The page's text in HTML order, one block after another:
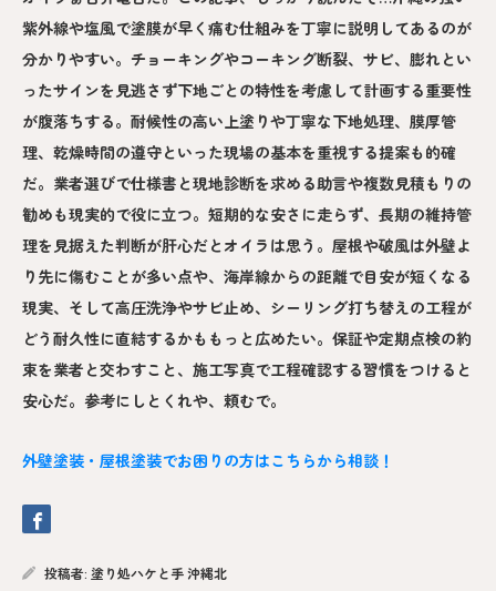
紫外線や塩風で塗膜が早く痛む仕組みを丁寧に説明してあるのが
分かりやすい。チョーキングやコーキング断裂、サビ、膨れとい
ったサインを見逃さず下地ごとの特性を考慮して計画する重要性
が腹落ちする。耐候性の高い上塗りや丁寧な下地処理、膜厚管
理、乾燥時間の遵守といった現場の基本を重視する提案も的確
だ。業者選びで仕様書と現地診断を求める助言や複数見積もりの
勧めも現実的で役に立つ。短期的な安さに走らず、長期の維持管
理を見据えた判断が肝心だとオイラは思う。屋根や破風は外壁よ
り先に傷むことが多い点や、海岸線からの距離で目安が短くなる
現実、そして高圧洗浄やサビ止め、シーリング打ち替えの工程が
どう耐久性に直結するかももっと広めたい。保証や定期点検の約
束を業者と交わすこと、施工写真で工程確認する習慣をつけると
安心だ。参考にしとくれや、頼むで。
外壁塗装・屋根塗装でお困りの方はこちらから相談！
投稿者: 塗り処ハケと手 沖縄北